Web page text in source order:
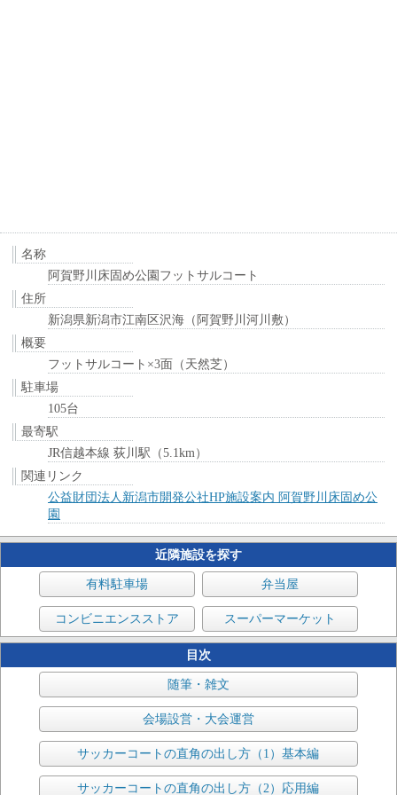
名称
阿賀野川床固め公園フットサルコート
住所
新潟県新潟市江南区沢海（阿賀野川河川敷）
概要
フットサルコート×3面（天然芝）
駐車場
105台
最寄駅
JR信越本線 荻川駅（5.1km）
関連リンク
公益財団法人新潟市開発公社HP施設案内 阿賀野川床固め公
園
近隣施設を探す
有料駐車場 弁当屋
コンビニエンスストア スーパーマーケット
目次
随筆・雑文
会場設営・大会運営
サッカーコートの直角の出し方（1）基本編
サッカーコートの直角の出し方（2）応用編